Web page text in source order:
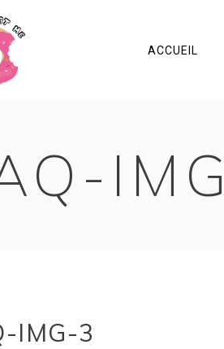
ACCUEIL
IMG-3